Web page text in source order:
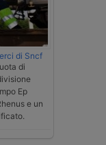
di Sncf
di
Ep
e un